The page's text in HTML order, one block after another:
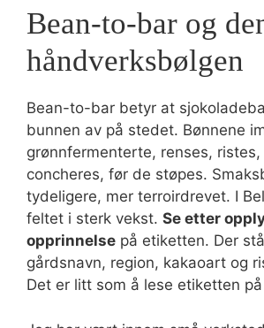
Bean-to-bar og
håndverksbølgen
Bean-to-bar betyr at
bunnen av på stedet. Bønnene
grønnfermenterte, renses, ristes,
concheres, før de støpes.
tydeligere, mer terroirdrevet. I
feltet i sterk vekst. Se etter
opprinnelse på etiketten. Der
gårdsnavn, region, kakaoart og
Det er litt som å lese etiketten